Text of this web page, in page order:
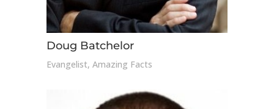
Doug Batchelor
Evangelist, Amazing Facts